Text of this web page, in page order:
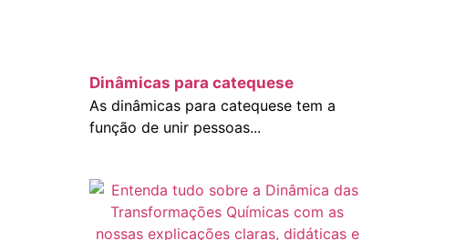
Dinâmicas para catequese
As dinâmicas para catequese tem a
função de unir pessoas...